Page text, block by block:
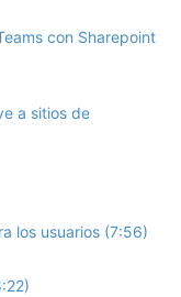
con Sharepoint
a sitios de
los usuarios (7:56)